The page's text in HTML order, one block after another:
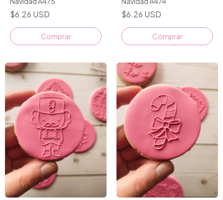
$6.26 USD $6.26 USD